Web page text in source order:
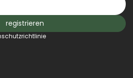
registrieren